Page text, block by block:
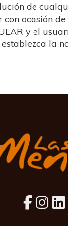
de
con ocasión
y el
la